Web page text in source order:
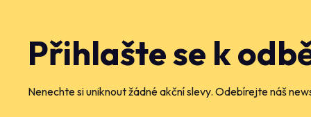
Přihlašte se k
Nenechte si uniknout žádné akční slevy. Odebírejte náš